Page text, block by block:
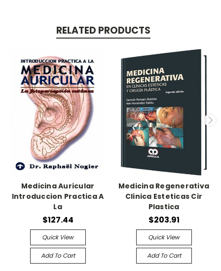
RELATED PRODUCTS
Medicina Auricular
Introduccion Practica A
La
$127.44
Quick View
Add To Cart
Medicina Regenerativa
Clinica Esteticas Cir
Plastica
$203.91
Quick View
Add To Cart